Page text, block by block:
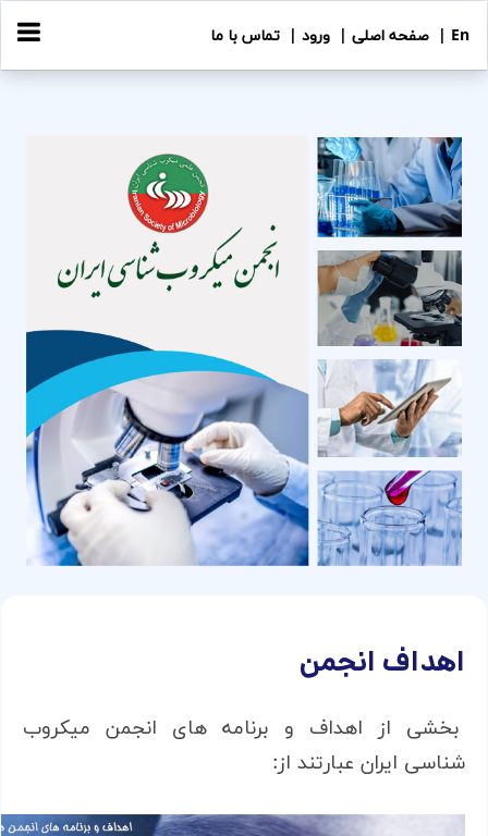
En | صفحه اصلی | ورود | تماس با ما
اهداف انجمن
بخشی از اهداف و برنامه های انجمن میكروب
شناسی ایران عبارتند از: